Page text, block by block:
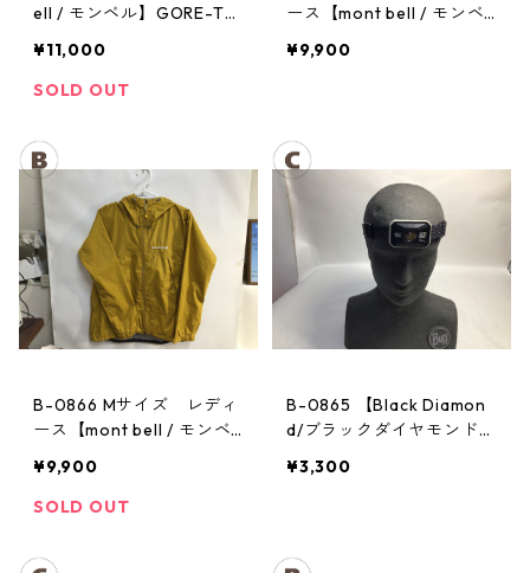
ell / モンベル】GORE-TE
ンツ：メンズBK
¥11,000
SOLD OUT
ース【mont bell / モンベ
ジャケット： レディース
¥9,900
B-0866 Mサイズ レディ
ース【mont bell / モンベ
ジャケット： レディース
¥9,900
SOLD OUT
B-0865 【Black Diamon
d/ブラックダイヤモンド】
¥3,300